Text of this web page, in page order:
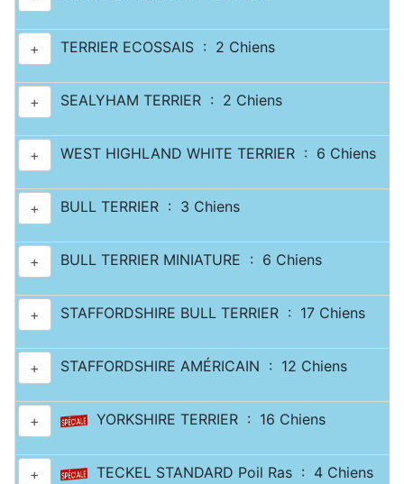
+ TERRIER ECOSSAIS : 2 Chiens
+ SEALYHAM TERRIER : 2 Chiens
+ WEST HIGHLAND WHITE TERRIER : 6 Chiens
+ BULL TERRIER : 3 Chiens
+ BULL TERRIER MINIATURE : 6 Chiens
+ STAFFORDSHIRE BULL TERRIER : 17 Chiens
+ STAFFORDSHIRE AMÉRICAIN : 12 Chiens
+ YORKSHIRE TERRIER : 16 Chiens
+ TECKEL STANDARD Poil Ras : 4 Chiens